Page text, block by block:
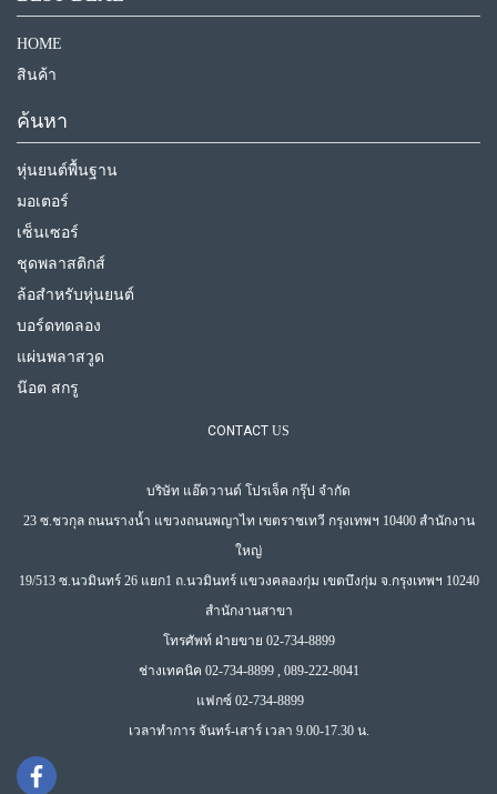
HOME
สินค้า
ค้นหา
หุ่นยนต์พื้นฐาน
มอเตอร์
เซ็นเซอร์
ชุดพลาสติกส์
ล้อสำหรับหุ่นยนต์
บอร์ดทดลอง
แผ่นพลาสวูด
น๊อต สกรู
CONTACT US
บริษัท แอ๊ดวานด์ โปรเจ็ค กรุ๊ป จำกัด
23 ซ.ชวกุล ถนนรางน้ำ แขวงถนนพญาไท เขตราชเทวี กรุงเทพฯ 10400 สำนักงาน
ใหญ่
19/513 ซ.นวมินทร์ 26 แยก1 ถ.นวมินทร์ แขวงคลองกุ่ม เขตบึงกุ่ม จ.กรุงเทพฯ 10240
สำนักงานสาขา
โทรศัพท์ ฝ่ายขาย 02-734-8899
ช่างเทคนิค 02-734-8899 , 089-222-8041
แฟกซ์ 02-734-8899
เวลาทำการ จันทร์-เสาร์ เวลา 9.00-17.30 น.